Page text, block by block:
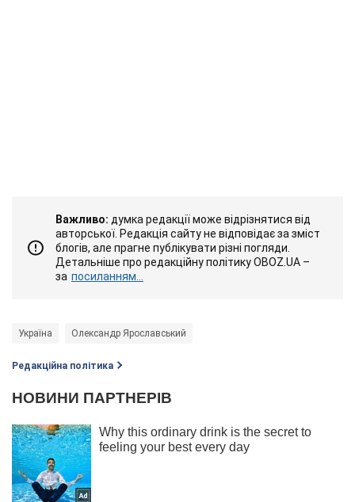
Важливо: думка редакції може відрізнятися від
авторської. Редакція сайту не відповідає за зміст
блогів, але прагне публікувати різні погляди.
Детальніше про редакційну політику OBOZ.UA –
за посиланням...
Україна Олександр Ярославський
Редакційна політика